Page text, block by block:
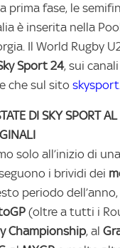
prima fase, le
è inserita nella
Il World Rugby
Sport 24, sui canali
che sul sito
DI SKY SPORT
solo all’inizio di
i brividi dei
periodo dell’anno,
(oltre a tutti i
Championship, al